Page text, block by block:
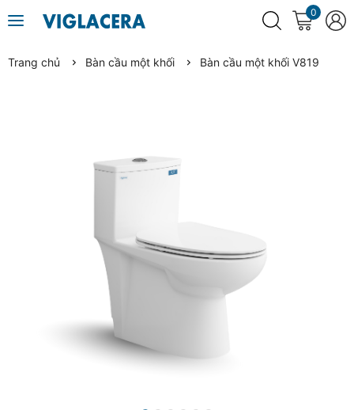
0
Trang chủ Bàn cầu một khối Bàn cầu một khối V819